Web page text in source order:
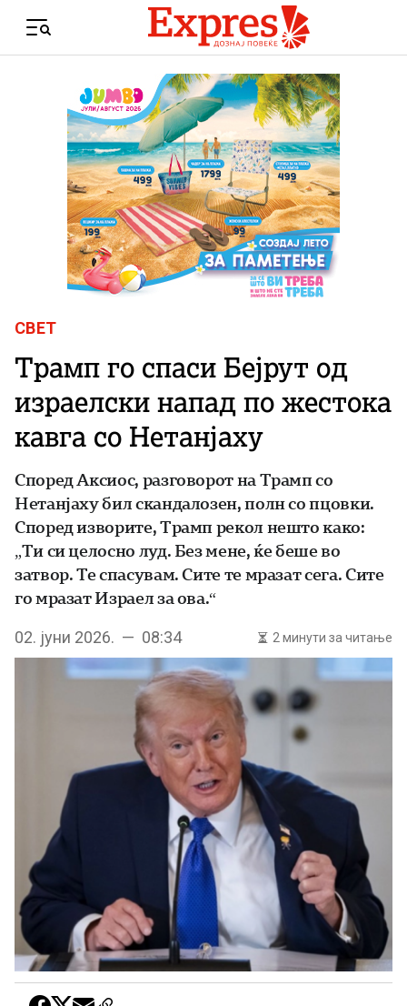
Menu
СВЕТ
Трамп го спаси Бејрут од
израелски напад по жестока
кавга со Нетанјаху
Според Аксиос, разговорот на Трамп со
Нетанјаху бил скандалозен, полн со пцовки.
Според изворите, Трамп рекол нешто како:
„Ти си целосно луд. Без мене, ќе беше во
затвор. Те спасувам. Сите те мразат сега. Сите
го мразат Израел за ова.“
02. јуни 2026. — 08:34 2 минути за читање